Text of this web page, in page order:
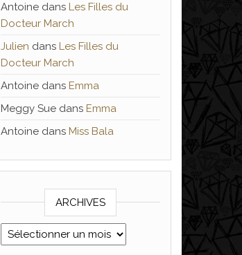
Antoinedans Les Filles du
Docteur March
Julien dans Les Filles du
Docteur March
Antoinedans Emma
Meggy Suedans Emma
Antoinedans Miss Bala
ARCHIVES
Archives